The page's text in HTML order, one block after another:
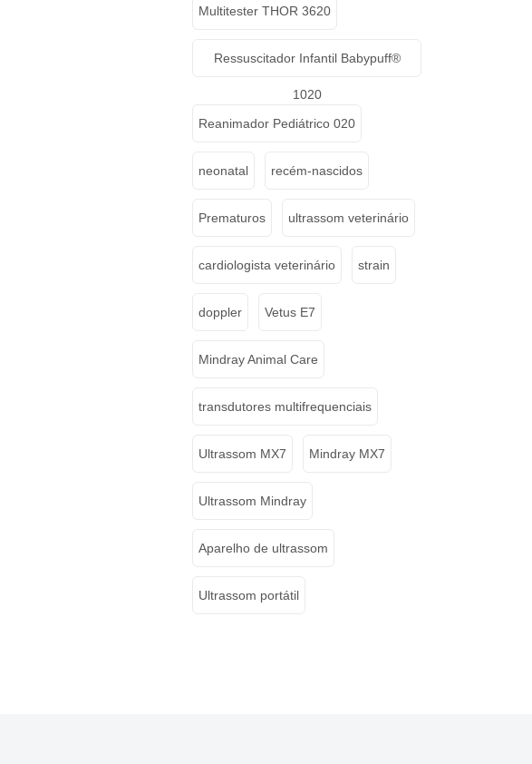
Multitester THOR 3620
Ressuscitador Infantil Babypuff®
1020
Reanimador Pediátrico 020
neonatal recém-nascidos
Prematuros ultrassom veterinário
cardiologista veterinário strain
doppler Vetus E7
Mindray Animal Care
transdutores multifrequenciais
Ultrassom MX7 Mindray MX7
Ultrassom Mindray
Aparelho de ultrassom
Ultrassom portátil